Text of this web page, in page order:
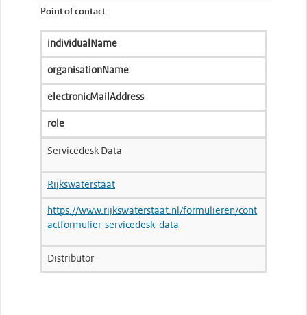
Point of contact
individualName
organisationName
electronicMailAddress
role
Servicedesk Data
Rijkswaterstaat
https://www.rijkswaterstaat.nl/formulieren/cont
actformulier-servicedesk-data
Distributor